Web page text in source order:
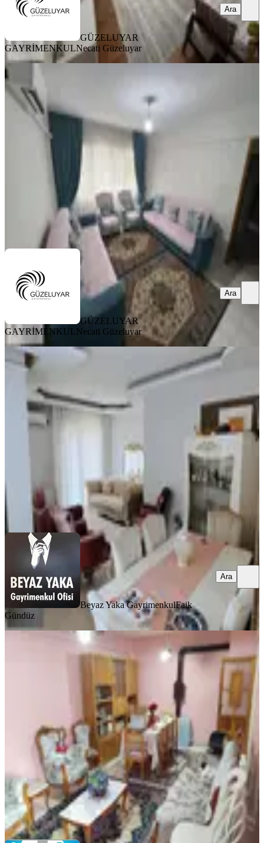
GÜZELUYAR
GAYRİMENKULNecati Güzeluyar
Ara
BALKONLU
Zemin Kat Daire
Bergama, Bahçelievler Mahallesi
140 m² Düz Giriş (Zemin)
2.850.000 ₺
GÜZELUYAR GAYRİMENKUL Necati Güzeluyar
GÜZELUYAR
GAYRİMENKULNecati Güzeluyar
Ara
KOMBİLİ
Beyazyaka'dan Bahçelievler
Mahallesinde 5+1 Dubleks Daire
Bergama, Bahçelievler Mahallesi
200 m²
Beyaz Yaka GayrimenkulFaik Gündüz
Beyaz Yaka GayrimenkulFaik
Gündüz
Ara
Bergama Bahçelievler Mah Kapalı
Mutfak Ara Kat 3+1 Geniş Daire
Bergama, Bahçelievler Mahallesi
3+1
145 m²·2. Kat· 28.11.2025
3.150.000 ₺ Geri Dönüş: 12 yıl
BİZİM EMLAK GAYRİMENKUL VE DANIŞMANLIK
OFİSİHalil İbrahim Yanıkoğlu
Ara